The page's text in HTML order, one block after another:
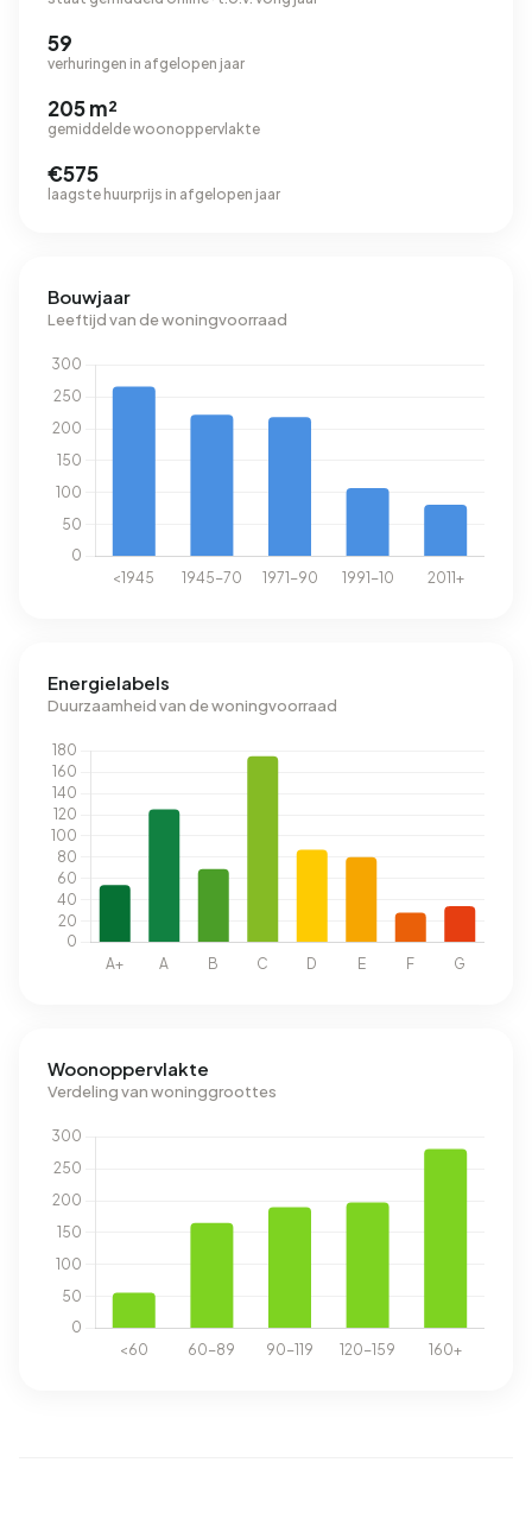
59
verhuringen in afgelopen jaar
205 m²
gemiddelde woonoppervlakte
€575
laagste huurprijs in afgelopen jaar
Bouwjaar
Leeftijd van de woningvoorraad
Energielabels
Duurzaamheid van de woningvoorraad
Woonoppervlakte
Verdeling van woninggroottes